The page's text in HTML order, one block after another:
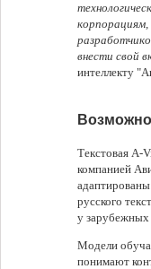
внести свой
интеллекту
Текстовая A-
компанией
русского
у зарубежных
Модели
понимают